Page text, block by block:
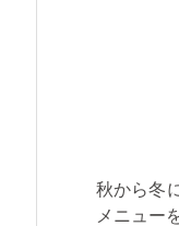
秋から冬
メニュー